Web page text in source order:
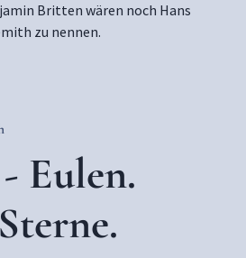
Britten wären noch Hans
zu nennen.
Eulen.